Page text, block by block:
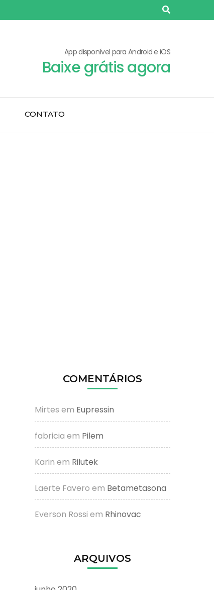
App disponível para Android e iOS
Baixe grátis agora
CONTATO
COMENTÁRIOS
Mirtes em Eupressin
fabricia em Pilem
Karin em Rilutek
Laerte Favero em Betametasona
Everson Rossi em Rhinovac
ARQUIVOS